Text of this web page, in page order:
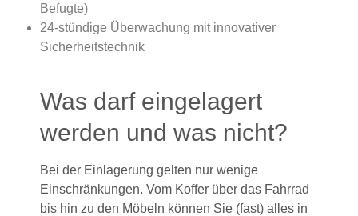
Befugte)
24-stündige Überwachung mit innovativer
Sicherheitstechnik
Was darf eingelagert
werden und was nicht?
Bei der Einlagerung gelten nur wenige
Einschränkungen. Vom Koffer über das Fahrrad
bis hin zu den Möbeln können Sie (fast) alles in